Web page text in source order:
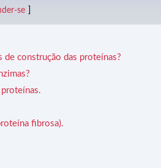
se
de construção das proteínas?
fibrosa).